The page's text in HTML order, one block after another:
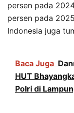
persen pada
persen pada
Indonesia juga
Baca Juga
HUT
Polri di